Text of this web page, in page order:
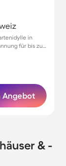
in
für bis zu
Angebot
& -